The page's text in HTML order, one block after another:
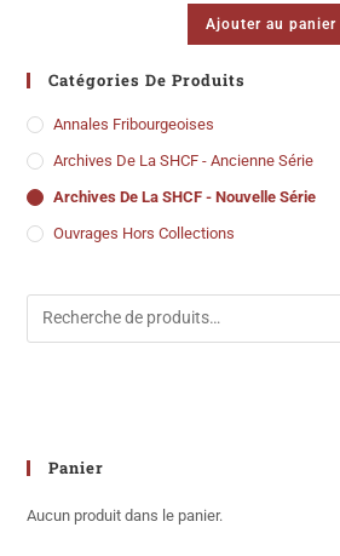
Ajouter au panier
Catégories De Produits
Annales Fribourgeoises
Archives De La SHCF - Ancienne Série
Archives De La SHCF - Nouvelle Série
Ouvrages Hors Collections
Panier
Aucun produit dans le panier.